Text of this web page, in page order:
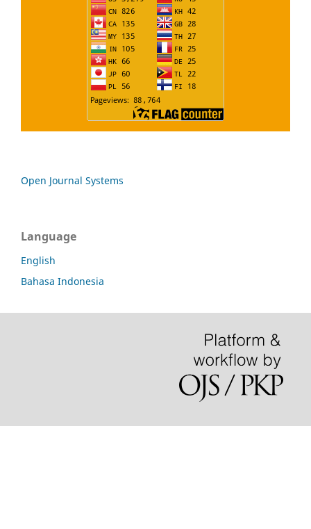
Open Journal Systems
Language
English
Bahasa Indonesia